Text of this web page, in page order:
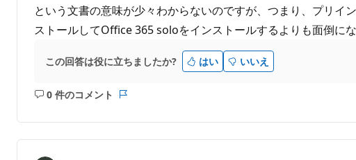
という文書の意味が少々わからないのですが、つまり、プリ
ストールしてOffice 365 soloをインストールするよりも面倒に
この回答は役に立ちましたか? はい いいえ
0 件のコメント
コ
ト
ト